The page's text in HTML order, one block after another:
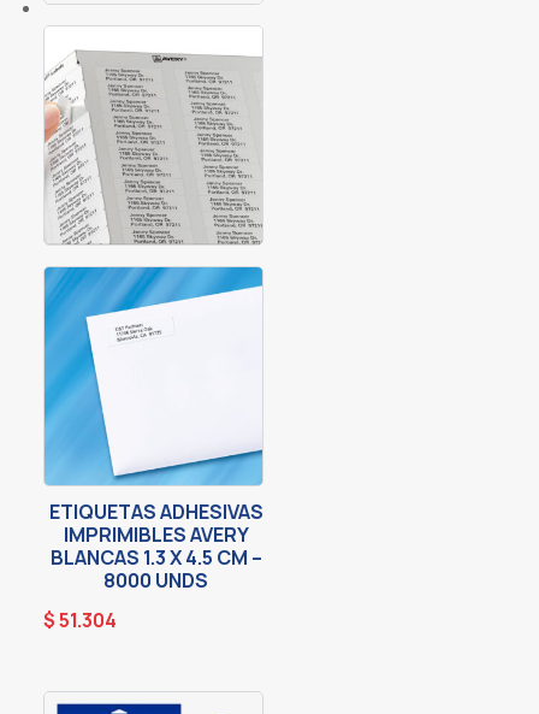
ETIQUETAS ADHESIVAS
IMPRIMIBLES AVERY
BLANCAS 1.3 X 4.5 CM –
8000 UNDS
$51.304